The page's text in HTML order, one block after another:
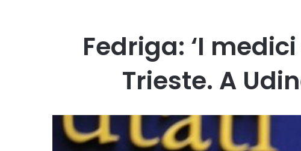
Fedriga: ‘I
Trieste. A